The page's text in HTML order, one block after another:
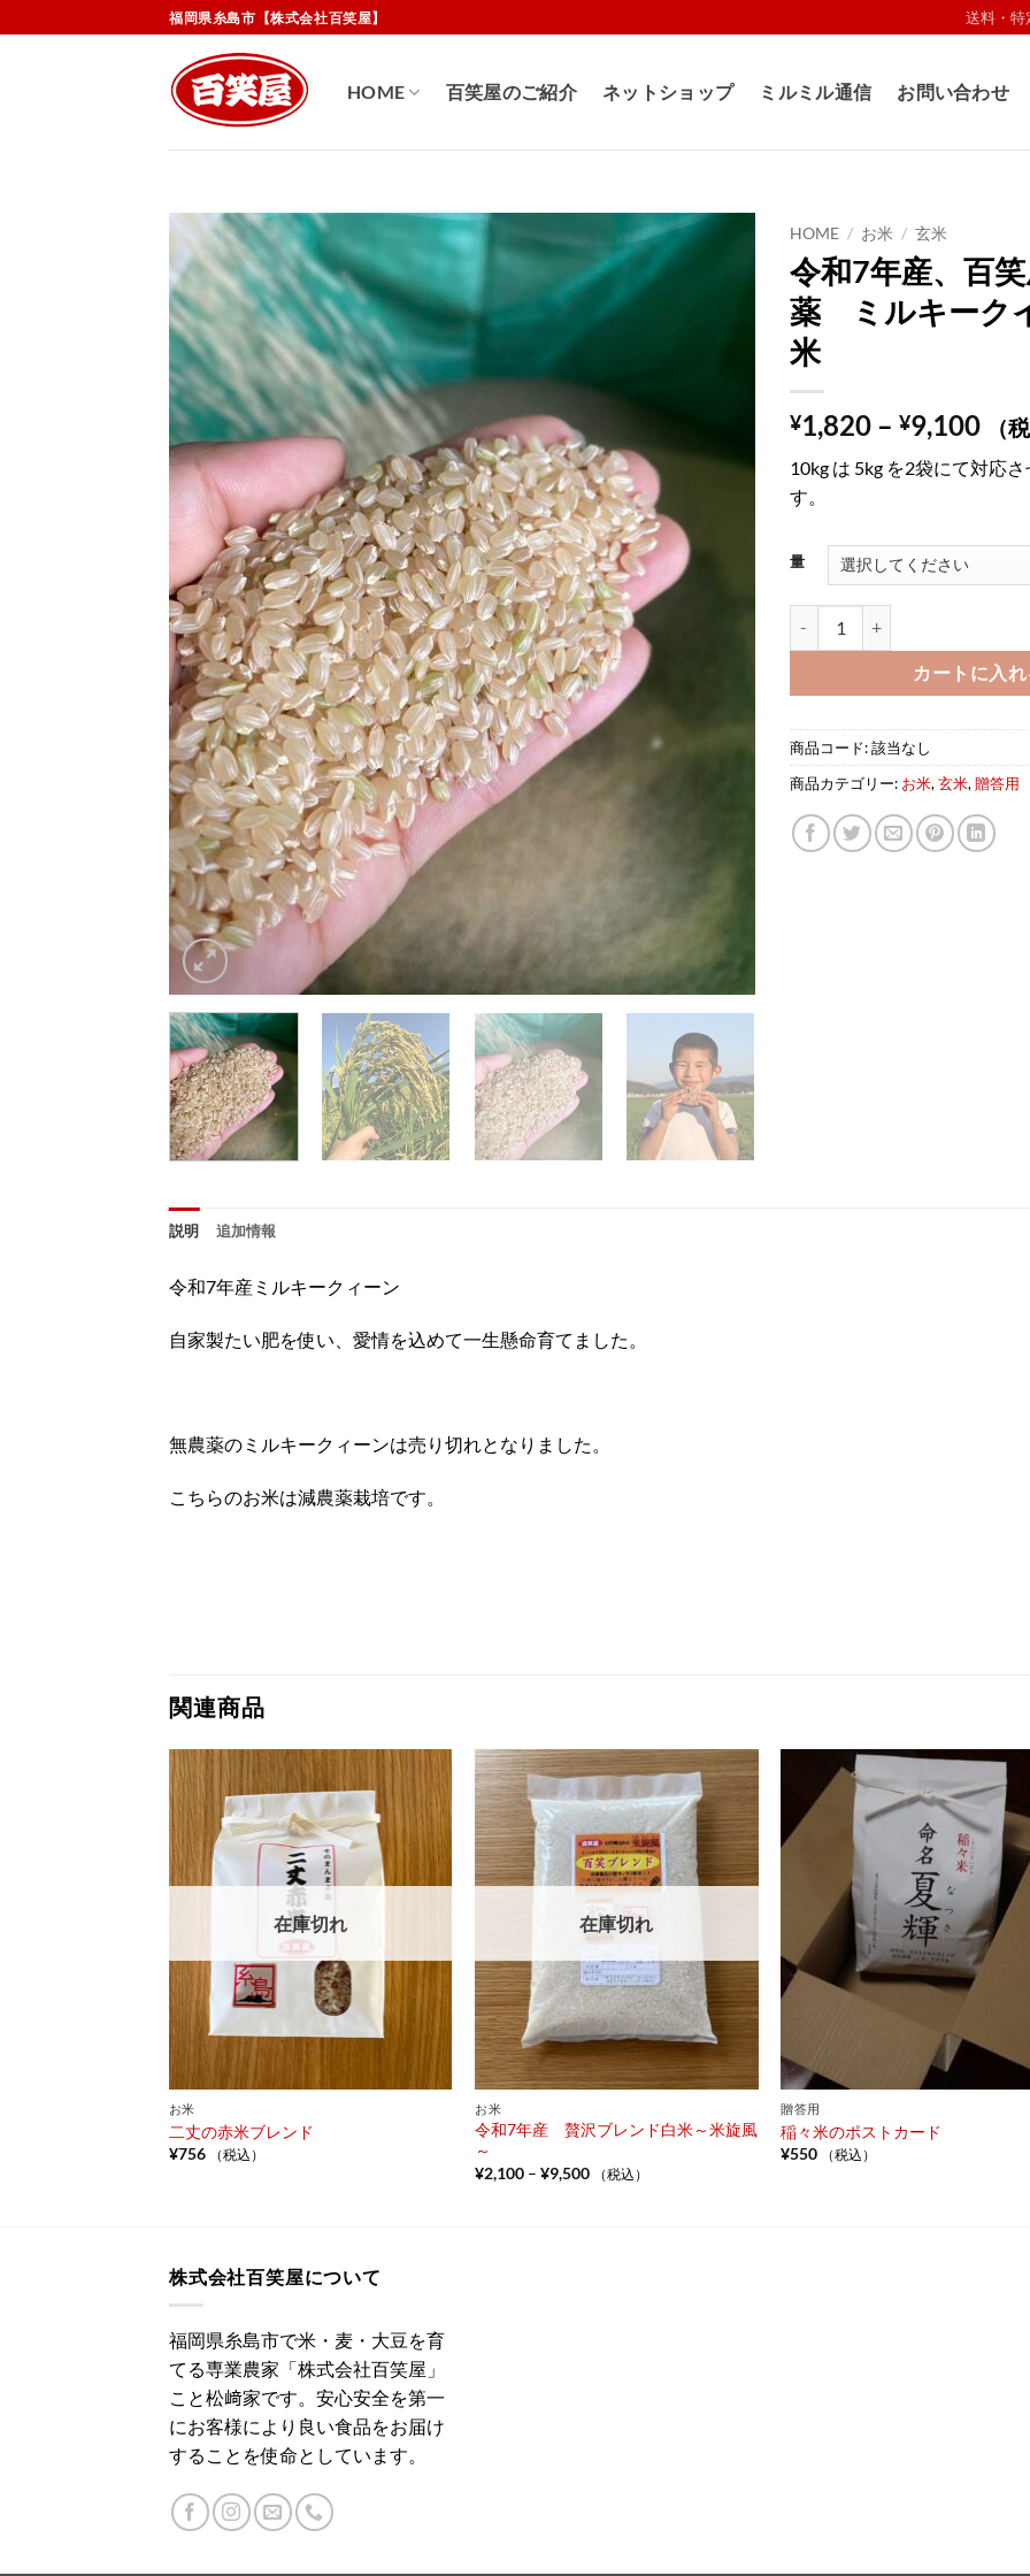
to
福岡県糸島市【株式会社百笑屋】 送料・特
HOME 百笑屋のご紹介 ネットショップ ミルミル通信 お問い合わせ
HOME / お米 / 玄米
令和7年産、百
薬 ミルキーク
米
¥1,820 – ¥9,100価
格
帯:
（
10kg は 5kg を2袋にて対応
す。
量
カートに入れ
商品コード:該当なし
商品カテゴリー: お米, 玄米, 贈答用
説明 追加情報
令和7年産ミルキークィーン
自家製たい肥を使い、愛情を込めて一生懸命育てました。
無農薬のミルキークィーンは売り切れとなりました。
こちらのお米は減農薬栽培です。
関連商品
追加
在庫切れ
お米
二丈の赤米ブレンド
¥756 （税込）
に入
りに
追加
在庫切れ
お米
令和7年産 贅沢ブレンド白米～米旋風
～
¥2,100 –¥9,500価
格
（税込）
贈答用
稲々米のポストカード
¥550 （税込）
株式会社百笑屋について
福岡県糸島市で米・麦・大豆を育
てる専業農家「株式会社百笑屋」
こと松﨑家です。安心安全を第一
にお客様により良い食品をお届け
することを使命としています。